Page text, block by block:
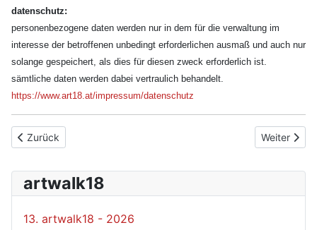
datenschutz:
personenbezogene daten werden nur in dem für die verwaltung im
interesse der betroffenen unbedingt erforderlichen ausmaß und auch nur
solange gespeichert, als dies für diesen zweck erforderlich ist.
sämtliche daten werden dabei vertraulich behandelt.
https://www.art18.at/impressum/datenschutz
Vorheriger Beitrag: kontakt
Zurück Nächster
Weiter
artwalk18
13. artwalk18 - 2026